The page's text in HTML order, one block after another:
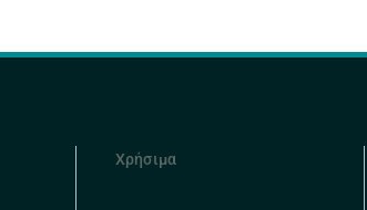
Χρήσιμα